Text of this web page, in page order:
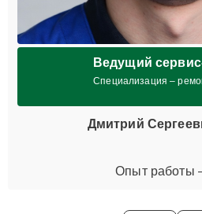
Ведущий
Специализация –
Дмитрий
Опыт работы